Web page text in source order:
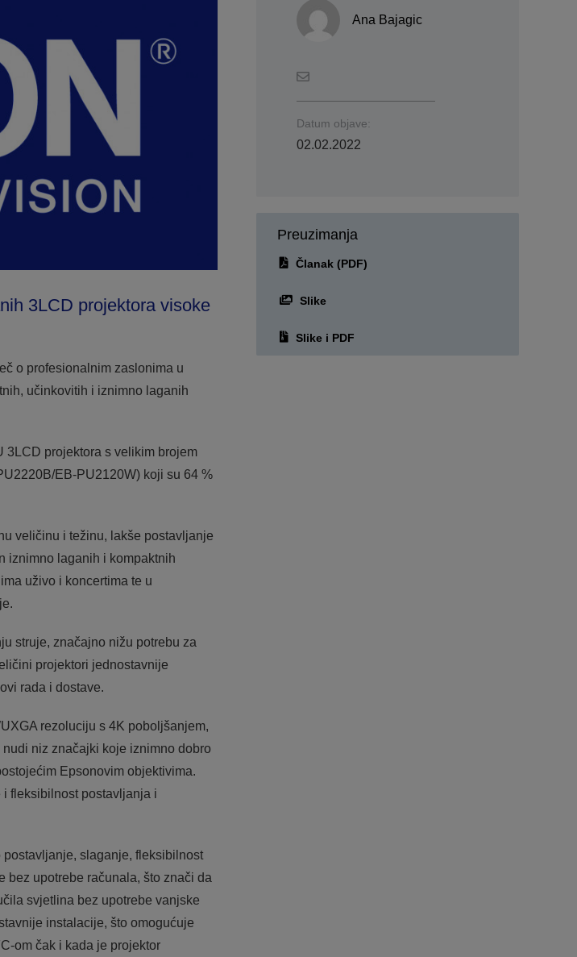
3LCD projektora visoke
o profesionalnim zaslonima u
učinkovitih i iznimno laganih
3LCD projektora s velikim brojem
EB-PU2120W) koji su 64 %
veličinu i težinu, lakše postavljanje
iznimno laganih i kompaktnih
uživo i koncertima te u
struje, značajno nižu potrebu za
projektori jednostavnije
rada i dostave.
rezoluciju s 4K poboljšanjem,
niz značajki koje iznimno dobro
Epsonovim objektivima.
i fleksibilnost postavljanja i
slaganje, fleksibilnost
bez upotrebe računala, što znači da
svjetlina bez upotrebe vanjske
instalacije, što omogućuje
om čak i kada je projektor
Ana Bajagic
Datum objave:
02.02.2022
Preuzimanja
Članak (PDF)
Slike
Slike i PDF